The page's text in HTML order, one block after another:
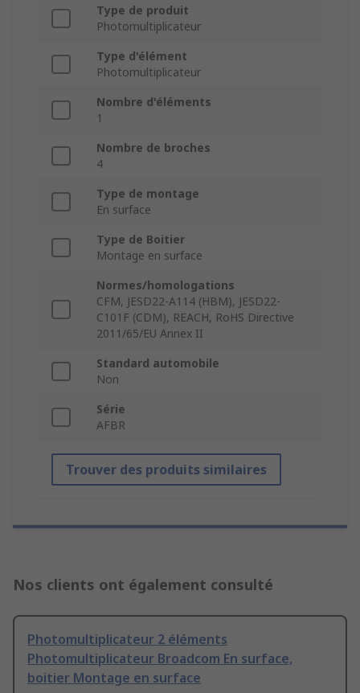
Type de produit
Photomultiplicateur
Type d'élément
Photomultiplicateur
Nombre d'éléments
1
Nombre de broches
4
Type de montage
En surface
Type de Boitier
Montage en surface
Normes/homologations
CFM, JESD22-A114 (HBM), JESD22-
C101F (CDM), REACH, RoHS Directive
2011/65/EU Annex II
Standard automobile
Non
Série
AFBR
Trouver des produits similaires
Nos clients ont également consulté
Photomultiplicateur 2 éléments
Photomultiplicateur Broadcom En surface,
boitier Montage en surface